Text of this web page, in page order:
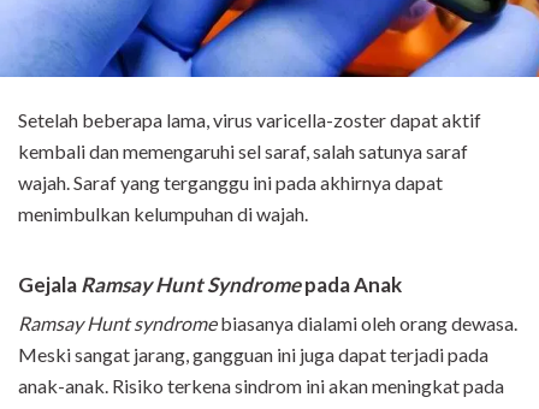
Setelah beberapa lama, virus varicella-zoster dapat aktif
kembali dan memengaruhi sel saraf, salah satunya saraf
wajah. Saraf yang terganggu ini pada akhirnya dapat
menimbulkan kelumpuhan di wajah.
GejalaRamsay Hunt Syndromepada Anak
Ramsay Hunt syndromebiasanya dialami oleh orang dewasa.
Meski sangat jarang, gangguan ini juga dapat terjadi pada
anak-anak. Risiko terkena sindrom ini akan meningkat pada